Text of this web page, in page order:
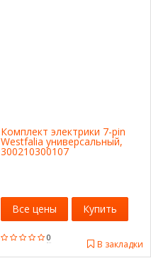
Комплект электрики 7-pin
Westfalia универсальный,
300210300107
0
В закладки
Все цены Купить